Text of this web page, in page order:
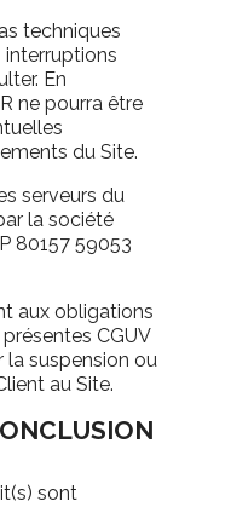
techniques
interruptions
En
ne pourra être
du Site.
serveurs du
la société
80157 59053
aux obligations
CGUV
la suspension ou
au Site.
sont